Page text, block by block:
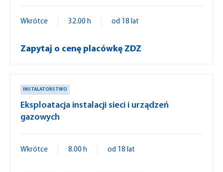
Wkrótce 32.00 h od 18 lat
Zapytaj o cenę placówkę ZDZ
INSTALATORSTWO
Eksploatacja instalacji sieci i urządzeń
gazowych
Wkrótce 8.00 h od 18 lat